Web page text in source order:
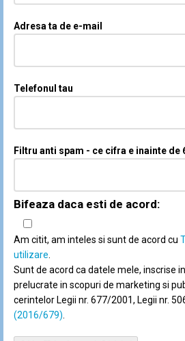
Adresa ta de e-mail
Telefonul tau
Filtru anti spam - ce cifra e inainte de
Bifeaza daca esti de acord:
Am citit, am inteles si sunt de acord cu
utilizare
Sunt de acord ca datele mele, inscrise
prelucrate in scopuri de marketing si
cerintelor Legii nr. 677/2001, Legii nr.
(2016/679)